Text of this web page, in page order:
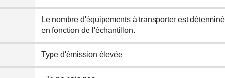
Le nombre d'équipements à transporter est déterminé
en fonction de l'échantillon.
Type d'émission élevée